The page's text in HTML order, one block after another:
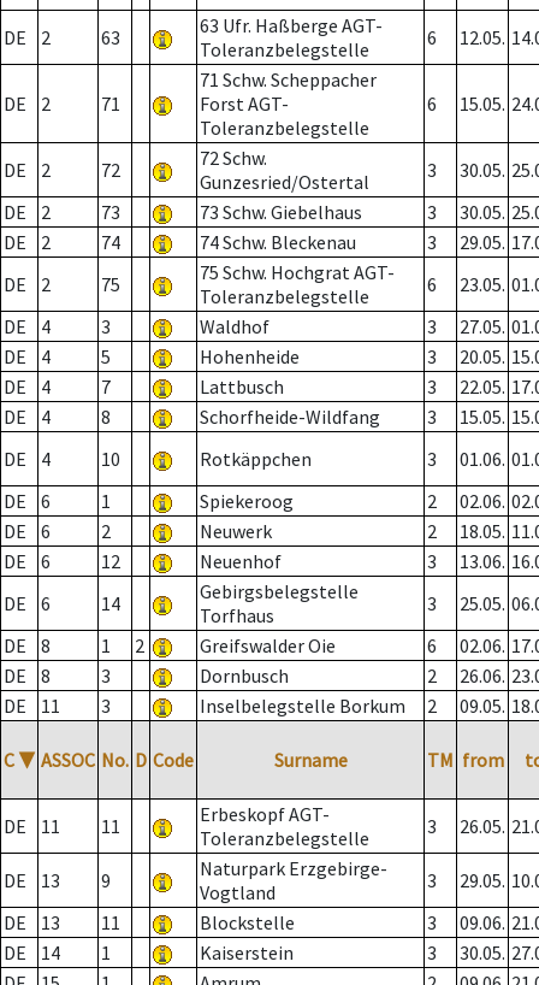
DE 2 63
63 Ufr. Haßberge AGT-
Toleranzbelegstelle
6 12.05.
DE 2 71
71 Schw. Scheppacher
Forst AGT-
Toleranzbelegstelle
6 15.05.
DE 2 72
72 Schw.
Gunzesried/Ostertal
3 30.05.
DE
2 73 73 Schw. Giebelhaus 3 30.05.
DE
2 74 74 Schw. Bleckenau 3 29.05.
DE
2 75
75 Schw. Hochgrat AGT-
Toleranzbelegstelle
6 23.05.
DE
4 3 Waldhof 3 27.05.
DE
4 5 Hohenheide 3 20.05.
DE
4 7 Lattbusch 3 22.05.
DE
4 8 Schorfheide-Wildfang 3 15.05.
DE
4 10 Rotkäppchen 3 01.06.
DE
6 1 Spiekeroog 2 02.06.
DE
6 2 Neuwerk 2 18.05.
DE
6 12 Neuenhof 3 13.06.
DE
6 14
Gebirgsbelegstelle
Torfhaus
3 25.05.
DE
8 1 2 Greifswalder Oie 6 02.06.
DE
8 3 Dornbusch 2 26.06.
DE
11 3 Inselbelegstelle Borkum 2 09.05.
C ▼ ASSOC No. D Code Surname TM from
DE 11 11
Erbeskopf AGT-
Toleranzbelegstelle
3 26.05.
DE 13 9
Naturpark Erzgebirge-
Vogtland
3 29.05.
DE
13 11 Blockstelle 3 09.06.
DE
14 1 Kaiserstein 3 30.05.